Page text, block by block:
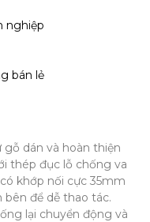
nghiệp
bán lẻ
dán và hoàn thiện
thép đục lỗ chống va
khớp nối cực 35mm
để dễ thao tác.
lại chuyển động và